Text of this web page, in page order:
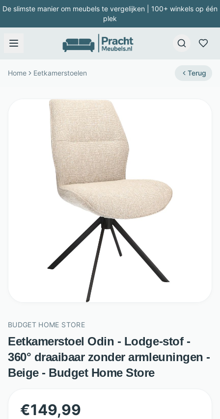
De slimste manier om meubels te vergelijken | 100+ winkels op één
plek
Home Eetkamerstoelen Terug
BUDGET HOME STORE
Eetkamerstoel Odin - Lodge-stof -
360° draaibaar zonder armleuningen -
Beige - Budget Home Store
€149,99